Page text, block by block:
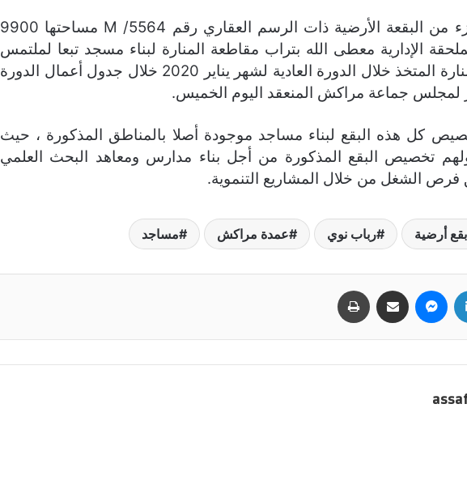
كما تم تخصيص جزء من البقعة الأرضية ذات الرسم العقاري رقم M /5564 مساحتها 9900
الإدارية معطى الله بتراب مقاطعة المنارة لبناء مسجد تبعا لملتمس
مجلس مقاطعة المنارة المتخذ خلال الدورة العادية لشهر يناير 2020 خلال جدول أعمال الدورة
لمجلس جماعة مراكش المنعقد اليوم الخميس.
كل هذه البقع لبناء مساجد موجودة أصلا بالمناطق المذكورة ، حيث
تخصيص البقع المذكورة من أجل بناء مدارس ومعاهد البحث العلمي
الشغل من خلال المشاريع التنموية.
بقع أرضية رباب نوي عمدة مراكش مساجد
لينكدإن ماسنجر مشاركة عبر البريد